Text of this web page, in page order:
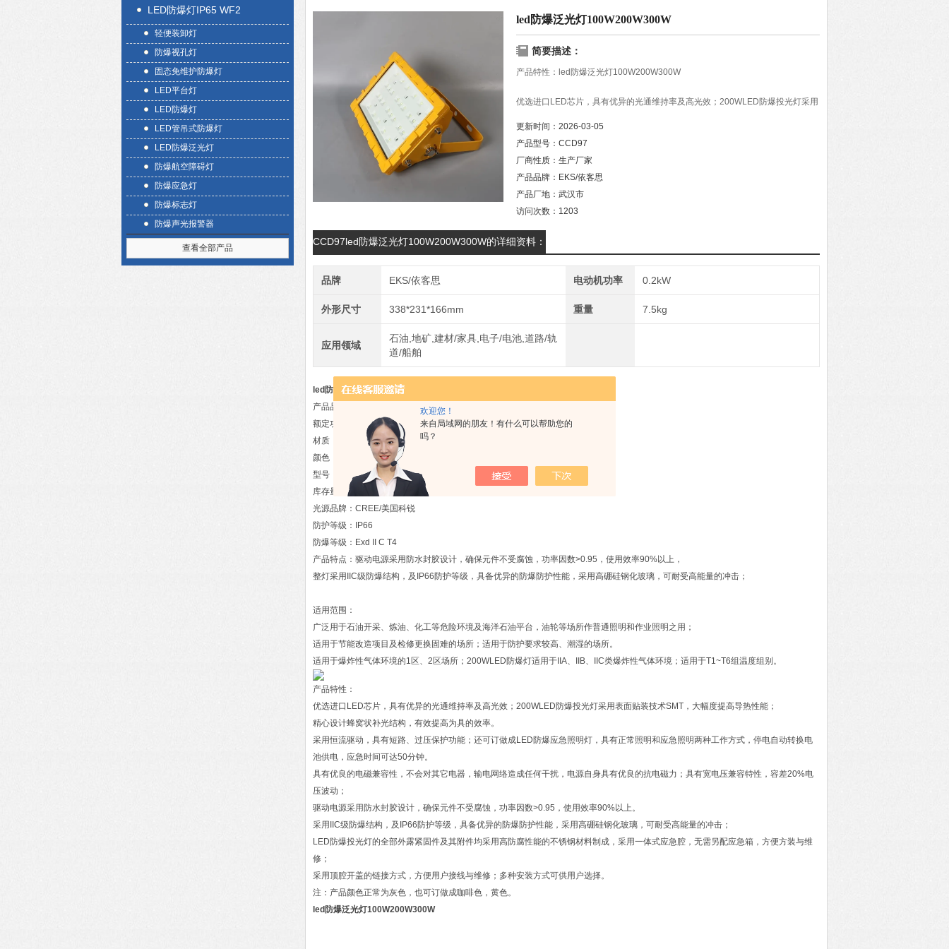
欢迎您！
来自局域网的朋友！有什么可以帮助您的
吗？
LED防爆灯IP65 WF2
轻便装卸灯
防爆视孔灯
固态免维护防爆灯
LED平台灯
LED防爆灯
LED管吊式防爆灯
LED防爆泛光灯
防爆航空障碍灯
防爆应急灯
防爆标志灯
防爆声光报警器
查看全部产品
led防爆泛光灯100W200W300W
简要描述：
产品特性：led防爆泛光灯100W200W300W
优选进口LED芯片，具有优异的光通维持率及高光效；200WLED防爆投光灯采用
精心设计蜂窝状补光结构，有效提高为具的效率。
更新时间： 2026-03-05
产品型号： CCD97
厂商性质： 生产厂家
产品品牌： EKS/依客思
产品厂地： 武汉市
访问次数： 1203
CCD97led防爆泛光灯100W200W300W的详细资料：
品牌 EKS/依客思 电动机功率 0.2kW
外形尺寸 338*231*166mm 重量 7.5kg
应用领域
石油,地矿,建材/家具,电子/电池,道路/轨
道/船舶
led防爆泛光灯100W200W300W
产品品牌：依客思
额定功率：200W 250W 300W 400W
材质：铝合金
颜色：黄色、灰色
型号：CCD97
库存量：99999
光源品牌：CREE/美国科锐
防护等级：IP66
防爆等级：Exd II C T4
产品特点：驱动电源采用防水封胶设计，确保元件不受腐蚀，功率因数>0.95，使用效率90%以上，
整灯采用IIC级防爆结构，及IP66防护等级，具备优异的防爆防护性能，采用高硼硅钢化玻璃，可耐受高能量的冲击；
适用范围：
广泛用于石油开采、炼油、化工等危险环境及海洋石油平台，油轮等场所作普通照明和作业照明之用；
适用于节能改造项目及检修更换固难的场所；适用于防护要求较高、潮湿的场所。
适用于爆炸性气体环境的1区、2区场所；200WLED防爆灯适用于IIA、IIB、IIC类爆炸性气体环境；适用于T1~T6组温度组别。
产品特性：
优选进口LED芯片，具有优异的光通维持率及高光效；200WLED防爆投光灯采用表面贴装技术SMT，大幅度提高导热性能；
精心设计蜂窝状补光结构，有效提高为具的效率。
采用恒流驱动，具有短路、过压保护功能；还可订做成LED防爆应急照明灯，具有正常照明和应急照明两种工作方式，停电自动转换电
池供电，应急时间可达50分钟。
具有优良的电磁兼容性，不会对其它电器，输电网络造成任何干扰，电源自身具有优良的抗电磁力；具有宽电压兼容特性，容差20%电
压波动；
驱动电源采用防水封胶设计，确保元件不受腐蚀，功率因数>0.95，使用效率90%以上。
采用IIC级防爆结构，及IP66防护等级，具备优异的防爆防护性能，采用高硼硅钢化玻璃，可耐受高能量的冲击；
LED防爆投光灯的全部外露紧固件及其附件均采用高防腐性能的不锈钢材料制成，采用一体式应急腔，无需另配应急箱，方便方装与维
修；
采用顶腔开盖的链接方式，方便用户接线与维修；多种安装方式可供用户选择。
注：产品颜色正常为灰色，也可订做成咖啡色，黄色。
led防爆泛光灯100W200W300W